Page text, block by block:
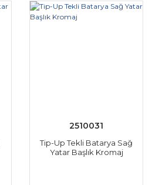
2510031
Tip-Up Tekli Batarya Sağ
Yatar Başlık Kromaj